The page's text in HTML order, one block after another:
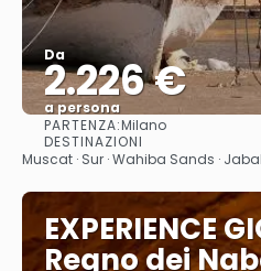
Da
2.226 €
a persona
PARTENZA:Milano
DESTINAZIONI
Muscat · Sur · Wahiba Sands ·
EXPERIENCE
Regno dei